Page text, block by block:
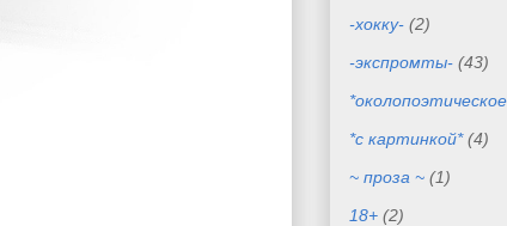
-хокку- (2)
-экспромты- (43)
*с картинкой* (4)
~ проза ~ (1)
18+ (2)